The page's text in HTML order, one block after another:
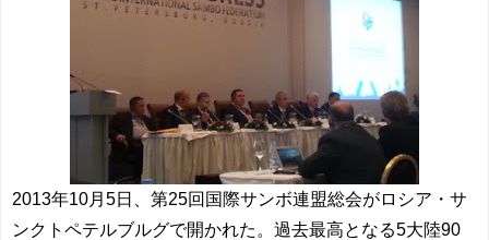
2013年10月5日、第25回国際サンボ連盟総会がロシア・サ
ンクトペテルブルグで開かれた。過去最高となる5大陸90